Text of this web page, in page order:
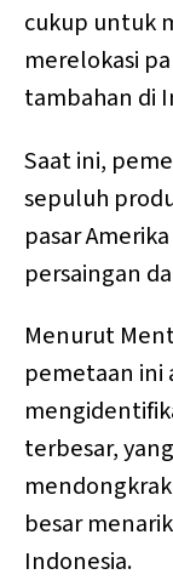
cukup untuk
merelokasi
tambahan di
Saat ini,
sepuluh
pasar
persaingan
Menurut
pemetaan ini
terbesar,
besar
Indonesia.